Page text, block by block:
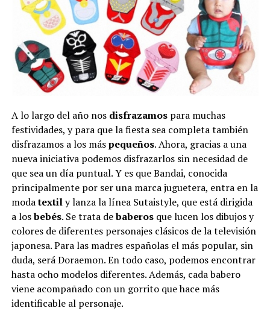
A lo largo del año nos disfrazamos para muchas
festividades, y para que la fiesta sea completa también
disfrazamos a los máspequeños. Ahora, gracias a una
nueva iniciativa podemos disfrazarlos sin necesidad de
que sea un día puntual. Y es que Bandai, conocida
principalmente por ser una marca juguetera, entra en la
modatextily lanza la línea Sutaistyle, que está dirigida
a losbebés. Se trata debaberos que lucen los dibujos y
colores de diferentes personajes clásicos de la televisión
japonesa. Para las madres españolas el más popular, sin
duda, será Doraemon. En todo caso, podemos encontrar
hasta ocho modelos diferentes. Además, cada babero
viene acompañado con un gorrito que hace más
identificable al personaje.